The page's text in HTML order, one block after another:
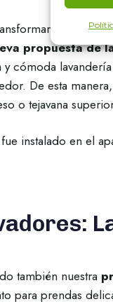
el
propuesta de
cómoda
De esta
o tejavana
fue instalado en el
también nuestra
para prendas